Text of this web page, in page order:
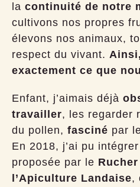
la continuité de notre
cultivons nos propres
élevons nos animaux,
respect du vivant.
exactement ce que
Enfant, j’aimais déjà
travailler, les regarder
du pollen, fasciné par
En 2018, j’ai pu
proposée par le
l’Apiculture Landaise,